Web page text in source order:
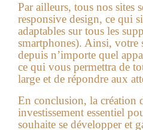
Par ailleurs, tous nos sites
responsive design, ce qui
adaptables sur tous les
smartphones). Ainsi, votre
depuis n’importe quel
ce qui vous permettra de
large et de répondre aux
En conclusion, la création
investissement essentiel
souhaite se développer et